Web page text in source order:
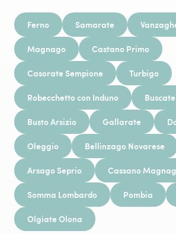
Ferno Samarate
Magnago Castano Primo
Casorate Sempione Turbigo
Robecchetto con Induno Buscate
Busto Arsizio Gallarate
Oleggio Bellinzago Novarese
Arsago Seprio Cassano
Somma Lombardo Pombia
Olgiate Olona